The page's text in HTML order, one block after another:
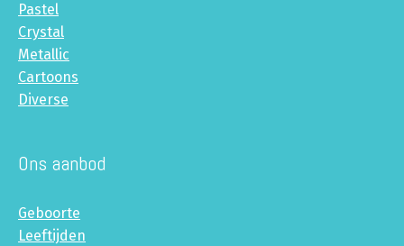
Pastel
Crystal
Metallic
Cartoons
Diverse
Ons aanbod
Geboorte
Leeftijden